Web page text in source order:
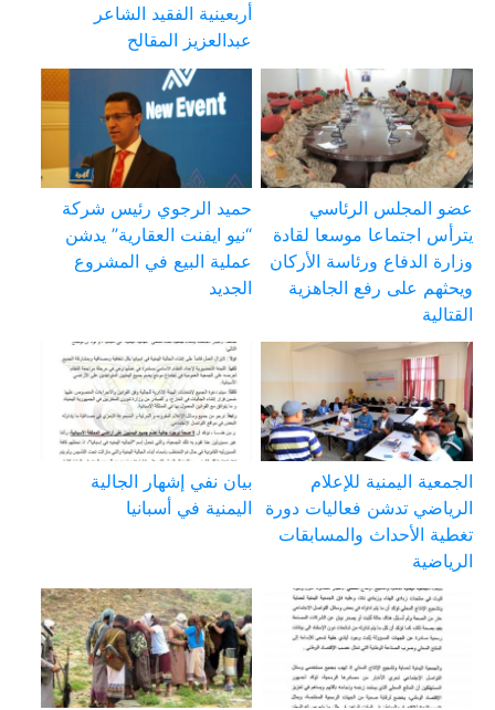
أربعينية الفقيد الشاعر
عبدالعزيز المقالح
عضو المجلس الرئاسي
يترأس اجتماعا موسعا لقادة
وزارة الدفاع ورئاسة الأركان
ويحثهم على رفع الجاهزية
القتالية
حميد الرجوي رئيس شركة
“نيو ايفنت العقارية” يدشن
عملية البيع في المشروع
الجديد
الجمعية اليمنية للإعلام
الرياضي تدشن فعاليات دورة
تغطية الأحداث والمسابقات
الرياضية
بيان نفي إشهار الجالية
اليمنية في أسبانيا